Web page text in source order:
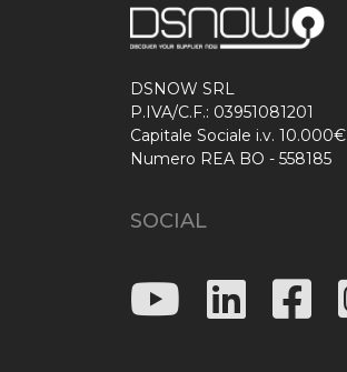
DSNOW SRL
P.IVA/C.F.: 03951081201
Capitale Sociale i.v. 10.000€
Numero REA BO - 558185
SOCIAL